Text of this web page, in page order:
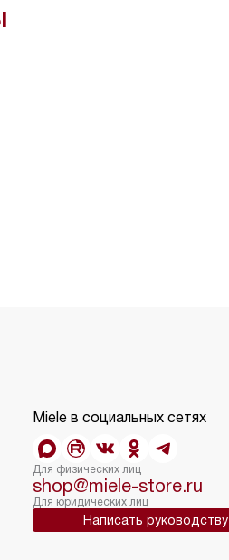
Miele в социальных сетях
Для физических лиц
shop@miele-store.ru
Для юридических лиц
Написать руководству